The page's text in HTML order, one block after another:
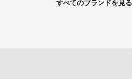
すべてのブランドを見る